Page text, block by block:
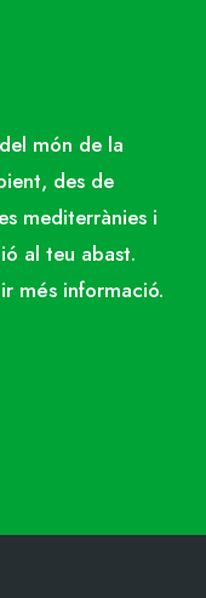
món de la
des de
mediterrànies i
al teu abast.
més informació.